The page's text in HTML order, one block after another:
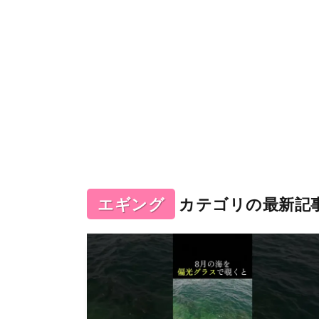
エギング カテゴリの最新記